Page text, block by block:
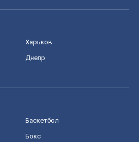
Харьков
Днепр
Баскетбол
Бокс